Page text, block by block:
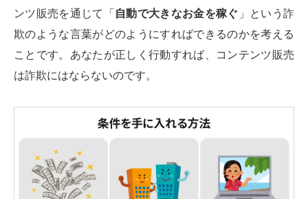
ンツ販売を通じて「 自動で大きなお金を稼ぐ 」という詐
欺のような言葉がどのようにすればできるのかを考える
ことです。あなたが正しく行動すれば、コンテンツ販売
は詐欺にはならないのです。